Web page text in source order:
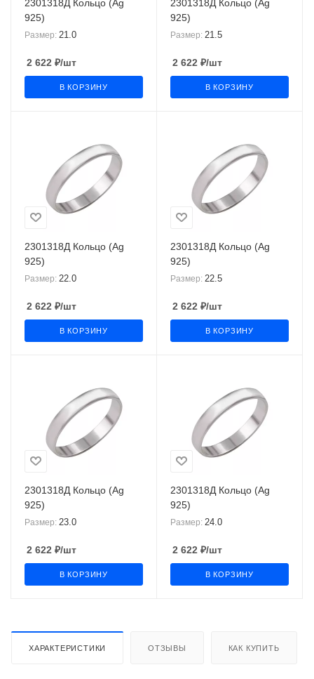
2301318Д Кольцо (Ag
925)
Размер: 21.0
2 622 ₽/шт
В КОРЗИНУ
2301318Д Кольцо (Ag
925)
Размер: 21.5
2 622 ₽/шт
В КОРЗИНУ
2301318Д Кольцо (Ag
925)
Размер: 22.0
2 622 ₽/шт
В КОРЗИНУ
2301318Д Кольцо (Ag
925)
Размер: 22.5
2 622 ₽/шт
В КОРЗИНУ
2301318Д Кольцо (Ag
925)
Размер: 23.0
2 622 ₽/шт
В КОРЗИНУ
2301318Д Кольцо (Ag
925)
Размер: 24.0
2 622 ₽/шт
В КОРЗИНУ
ХАРАКТЕРИСТИКИ ОТЗЫВЫ КАК КУПИТЬ